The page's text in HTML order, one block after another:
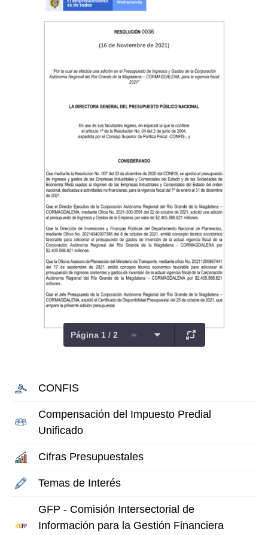
Página 1 / 2
CONFIS
Compensación del Impuesto Predial
Unificado
Cifras Presupuestales
Temas de Interés
GFP - Comisión Intersectorial de
Información para la Gestión Financiera